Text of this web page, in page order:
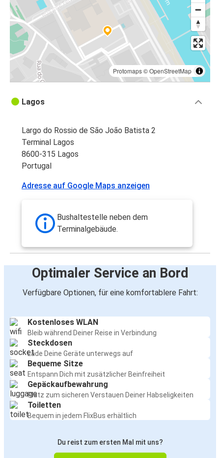
Protomaps©OpenStreetMap
Lagos
Largo do Rossio de São João Batista 2
Terminal Lagos
8600-315 Lagos
Portugal
Adresse auf Google Maps anzeigen
Bushaltestelle neben dem
Terminalgebäude.
Optimaler Service an Bord
Verfügbare Optionen, für eine komfortablere Fahrt:
Kostenloses WLAN
Bleib während Deiner Reise in Verbindung
Steckdosen
Lade Deine Geräte unterwegs auf
Bequeme Sitze
Entspann Dich mit zusätzlicher Beinfreiheit
Gepäckaufbewahrung
Platz zum sicheren Verstauen Deiner Habseligkeiten
Toiletten
Bequem in jedem FlixBus erhältlich
Du reist zum ersten Mal mit uns?